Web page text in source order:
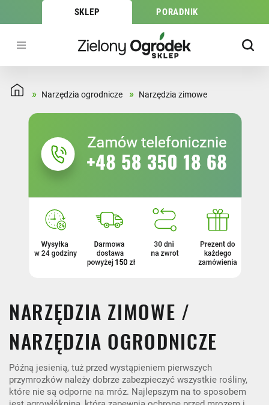
SKLEP PORADNIK
» Narzędzia ogrodnicze » Narzędzia zimowe
MEGRAN(8)
Poltops
(4)
CENA
FILTRUJ
NARZĘDZIA ZIMOWE /
NARZĘDZIA OGRODNICZE
Późną jesienią, tuż przed wystąpieniem pierwszych
przymrozków należy dobrze zabezpieczyć wszystkie rośliny,
które nie są odporne na mróz. Najlepszym na to sposobem